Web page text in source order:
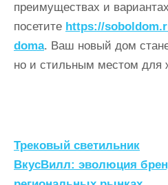
преимуществах и
посетите https://
doma. Ваш новый дом
но и стильным местом для
Н
а
Трековый светильник
ВкусВилл: эволюция